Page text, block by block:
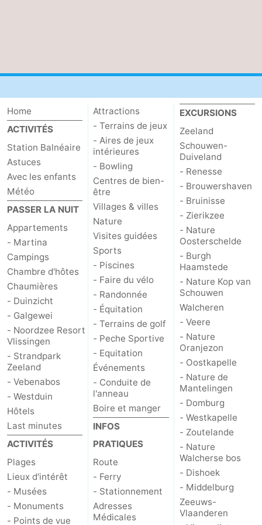
Nieuwvliet
-
Sluis
-
Cadzand
-
Nature
Het
Zwin
Météo
Contact
Home
ACTIVITÉS
Station Balnéaire
Astuces
Avec les enfants
Météo
PASSER LA NUIT
Appartements
- Martina
Campings
Chambre d'hôtes
Chaumières
- Duinzicht
- Galgewei
- Noordzee Resort
Vlissingen
- Strandpark
Zeeland
- Vebenabos
- Westduin
Hôtels
Last minutes
ACTIVITÉS
Plages
Lieux d'intérêt
- Musées
- Monuments
- Points de vue
Attractions
- Terrains de jeux
- Aires de jeux
intérieures
- Bowling
Centres de bien-
être
Villages & villes
Nature
Visites guidées
Sports
- Piscines
- Faire du vélo
- Randonnée
- Équitation
- Terrains de golf
- Peche Sportive
- Equitation
Événements
- Conduite de
l'anneau
Boire et manger
INFOS
PRATIQUES
Route
- Ferry
- Stationnement
Adresses
Médicales
EXCURSIONS
Zeeland
Schouwen-
Duiveland
- Renesse
- Brouwershaven
- Bruinisse
- Zierikzee
- Nature
Oosterschelde
- Burgh
Haamstede
- Nature Kop van
Schouwen
Walcheren
- Veere
- Nature
Oranjezon
- Oostkapelle
- Nature de
Mantelingen
- Domburg
- Westkapelle
- Zoutelande
- Nature
Walcherse bos
- Dishoek
- Middelburg
Zeeuws-
Vlaanderen